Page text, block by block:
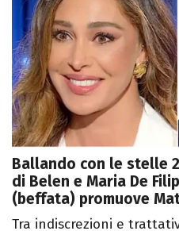
Ballando con le stelle
di Belen e Maria De
(beffata) promuove
Tra indiscrezioni e